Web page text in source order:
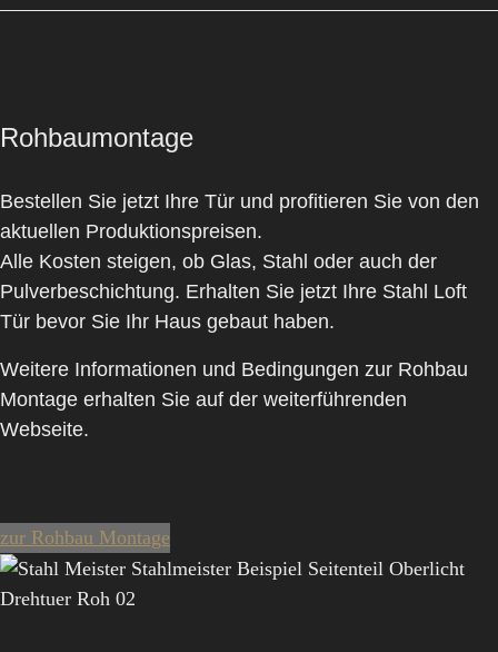
Rohbaumontage
Bestellen Sie jetzt Ihre Tür und profitieren Sie von den
aktuellen Produktionspreisen.
Alle Kosten steigen, ob Glas, Stahl oder auch der
Pulverbeschichtung. Erhalten Sie jetzt Ihre Stahl Loft
Tür bevor Sie Ihr Haus gebaut haben.
Weitere Informationen und Bedingungen zur Rohbau
Montage erhalten Sie auf der weiterführenden
Webseite.
zur Rohbau Montage